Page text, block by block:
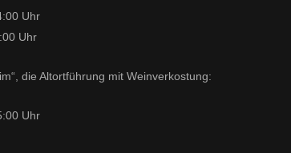
Uhr
Uhr
die Altortführung mit Weinverkostung:
15:00 Uhr